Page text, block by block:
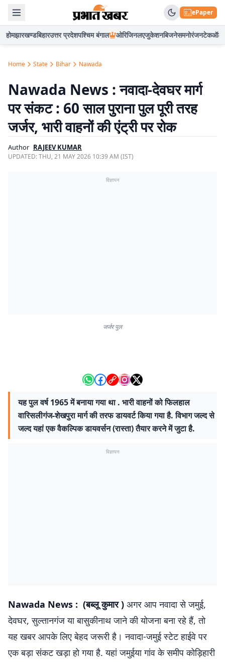
ePaper
होमझारखण्डबिहारउत्तर प्रदेशपश्चिम बंगाल ओरिजिनलएजुकेशनबिजनेसमनोरंजनटेकऑटो
Home State Bihar Nawada
Nawada News : नवादा-देवघर मार्ग
पर संकट : 60 साल पुराना पुल पूरी तरह
जर्जर, भारी वाहनों की एंट्री पर रोक
Author RAJEEV KUMAR
UPDATED:THU, 21 MAY 2026 10:39 AM (IST)
विज्ञापन
जर्जर पुल
यह पुल वर्ष 1965 में बनाया गया था . भारी वाहनों को फिलहाल
वारिसलीगंज-शेखपुरा मार्ग की तरफ डायवर्ट किया गया है. विभाग जल्द से
जल्द यहां एक वैकल्पिक डायवर्सन (रास्ता) तैयार करने में जुटा है.
विज्ञापन
Nawada News : (बब्लू कुमार ) अगर आप नवादा से जमुई,
देवघर, सुल्तानगंज या बासुकीनाथ जाने की योजना बना रहे हैं, तो
यह खबर आपके लिए बेहद जरूरी है। नवादा-जमुई स्टेट हाईवे पर
एक बड़ा संकट खड़ा हो गया है. यहां जमुईया गांव के समीप कोड़िहारी